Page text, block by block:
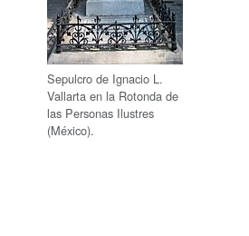
Sepulcro de Ignacio L.
Vallarta en la Rotonda de
las Personas Ilustres
(México).